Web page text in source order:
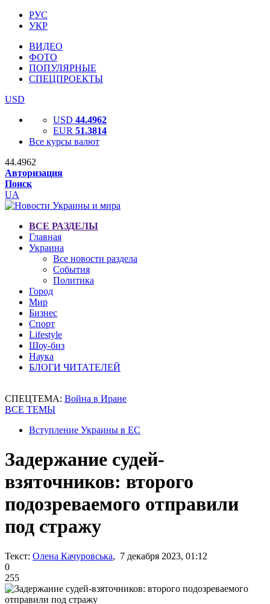
РУС
УКР
ВИДЕО
ФОТО
ПОПУЛЯРНЫЕ
СПЕЦПРОЕКТЫ
USD
USD 44.4962
EUR 51.3814
Все курсы валют
44.4962
Авторизация
Поиск
UA
ВСЕ РАЗДЕЛЫ
Главная
Украина
Все новости раздела
События
Политика
Город
Мир
Бизнес
Спорт
Lifestyle
Шоу-биз
Наука
БЛОГИ ЧИТАТЕЛЕЙ
СПЕЦТЕМА: Война в Иране
ВСЕ ТЕМЫ
Вступление Украины в ЕС
Задержание судей-
взяточников: второго
подозреваемого отправили
под стражу
Текст: Олена Качуровська, 7 декабря 2023, 01:12
0
255